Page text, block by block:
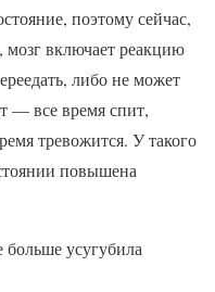
поэтому сейчас,
мозг включает реакцию
либо не может
— все время спит,
тревожится. У такого
повышена
усугубила